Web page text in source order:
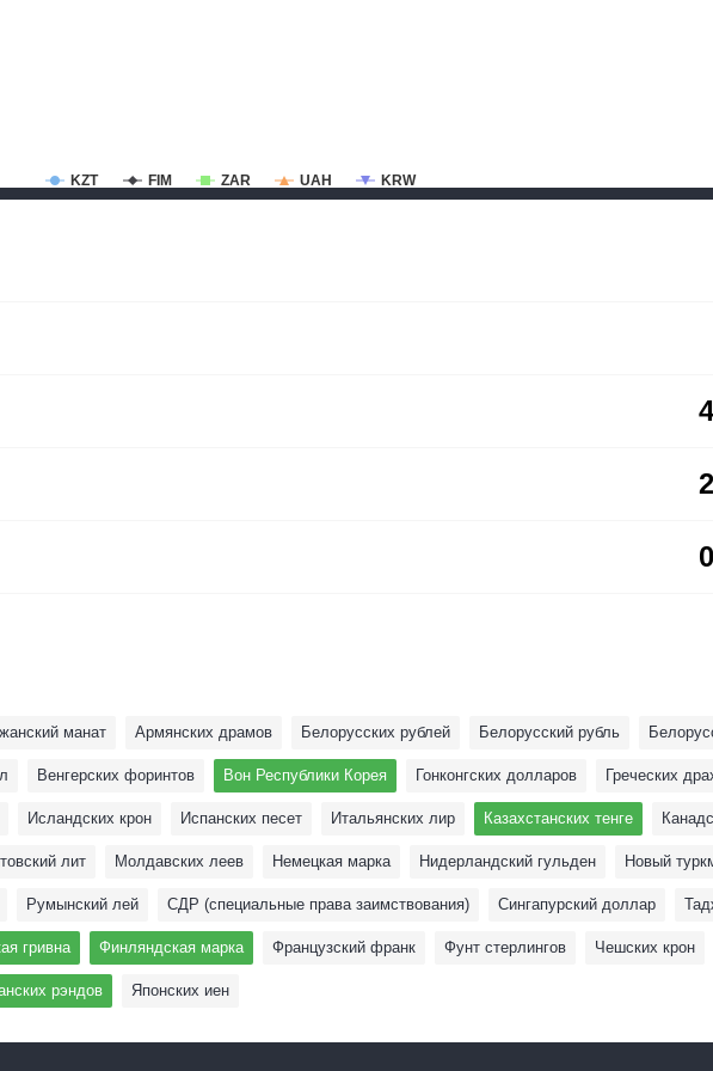
KZT FIM ZAR UAH KRW
манат Армянских драмов Белoрусских рублей Белорусский рубль
Венгерских форинтов Вон Республики Корея Гонконгских долларов Греческих
Исландских крон Испанских песет Итальянских лир Казахстанских тенге
лит Молдавских леев Немецкая марка Нидерландский гульден Новый
Румынский лей СДР (специальные права заимствования) Сингапурский доллар
гривна Финляндская марка Французский франк Фунт стерлингов Чешских крон
рэндов Японских иен